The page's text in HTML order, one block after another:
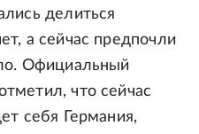
делиться
а сейчас предпочли
Официальный
что сейчас
себя Германия,